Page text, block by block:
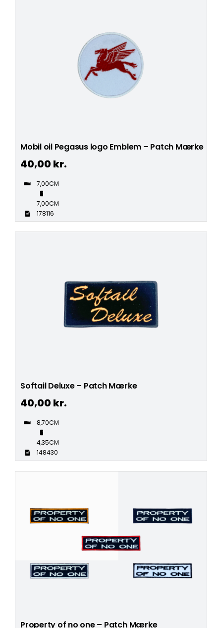
Mobil oil Pegasus logo Emblem – Patch Mærke
40,00 kr.
7,00CM
7,00CM
178116
Softail Deluxe – Patch Mærke
40,00 kr.
8,70CM
4,35CM
148430
Property of no one – Patch Mærke